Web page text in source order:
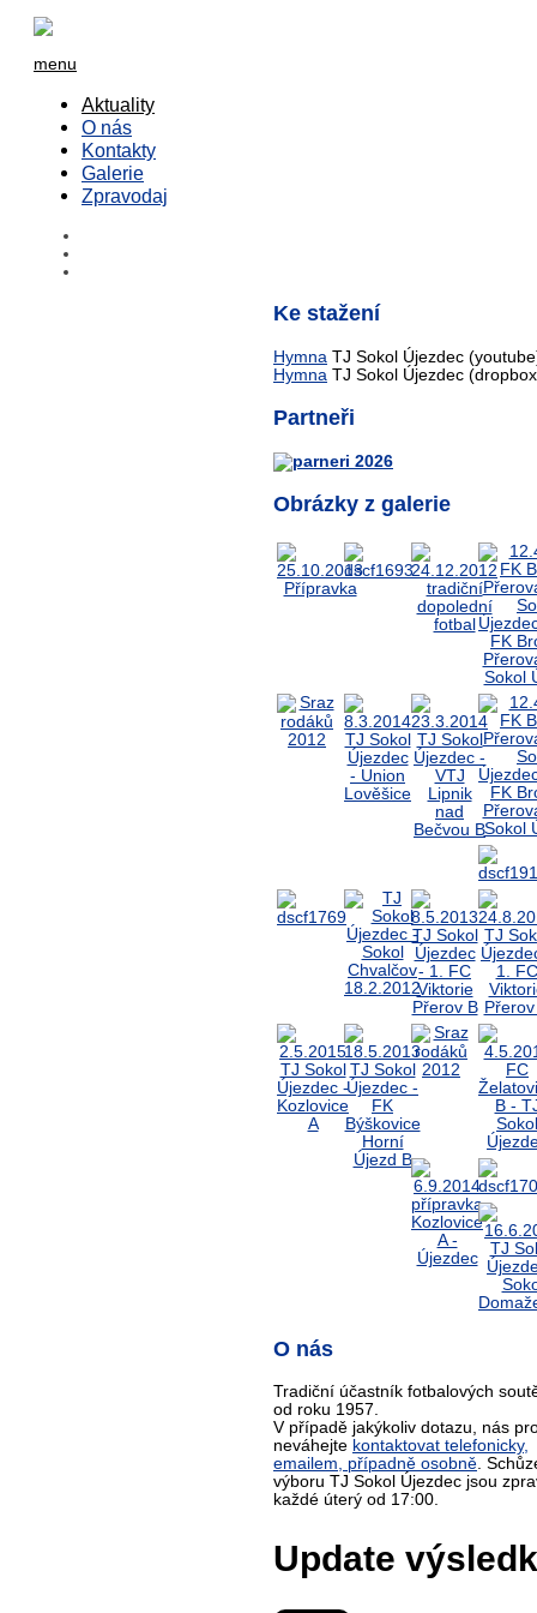
menu
Aktuality
O nás
Kontakty
Galerie
Zpravodaj
Ke stažení
Hymna TJ Sokol Újezdec
Hymna TJ Sokol Újezdec
Partneři
Obrázky z galerie
O nás
Tradiční účastník fotbalových
od roku 1957.
V případě jakýkoliv dotazu, nás
neváhejte kontaktovat telefonicky,
emailem, případně osobně.
výboru TJ Sokol Újezdec jsou
každé úterý od 17:00.
Update